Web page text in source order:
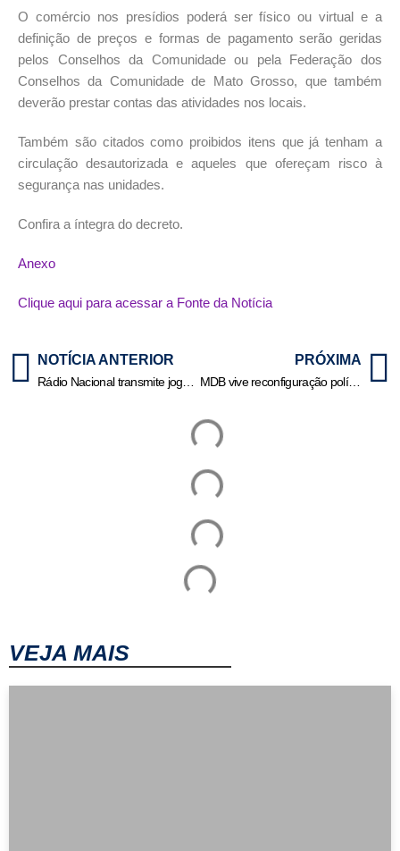
O comércio nos presídios poderá ser físico ou virtual e a
definição de preços e formas de pagamento serão geridas
pelos Conselhos da Comunidade ou pela Federação dos
Conselhos da Comunidade de Mato Grosso, que também
deverão prestar contas das atividades nos locais.
Também são citados como proibidos itens que já tenham a
circulação desautorizada e aqueles que ofereçam risco à
segurança nas unidades.
Confira a íntegra do decreto.
Anexo
Clique aqui para acessar a Fonte da Notícia
NOTÍCIA ANTERIOR
Rádio Nacional transmite jogos da 19ª rodada da Série A do Brasileirão
PRÓXIMA
MDB vive reconfiguração política em MT com movimentações e articulações para 2026
VEJA MAIS